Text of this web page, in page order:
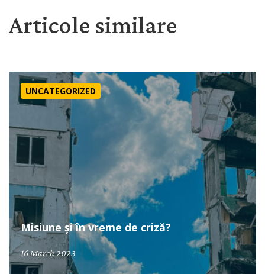
Articole similare
Misiune și în vreme de criză?
Misiune și în vreme de criză?
UNCATEGORIZED
16 March 2023